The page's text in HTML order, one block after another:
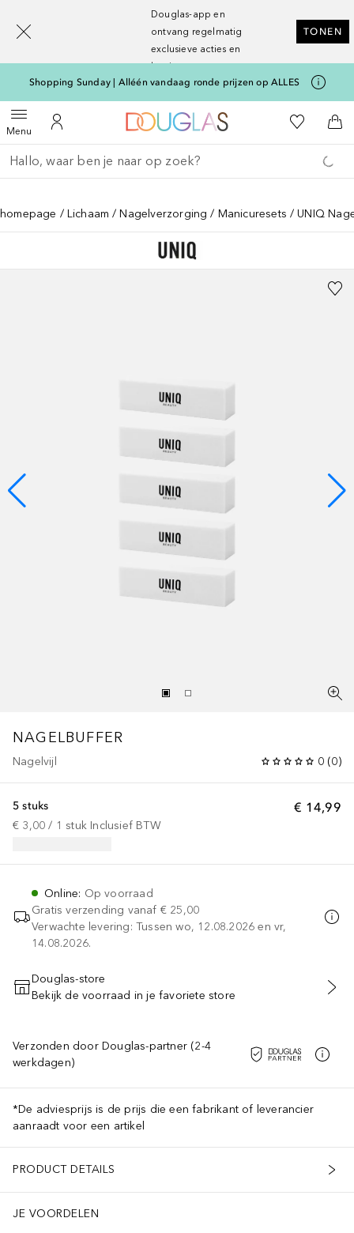
Douglas-app en
ontvang regelmatig
exclusieve acties en
kortingen
TONEN
Shopping Sunday | Alléén vandaag ronde prijzen op ALLES
MenuOpen menuNaar Mijn Account
Naar Douglas Home
Naar Mijn
Ga terug
Zoekopdracht uitvoeren
homepage Lichaam Nagelverzorging Manicuresets UNIQ
NAGELBUFFER
Nagelvijl 0 (0)
€ 14,99
5 stuks
€ 3,00 / 1 stuk Inclusief BTW
Online: Op voorraad
Gratis verzending vanaf € 25,00
Verwachte levering: Tussen wo, 12.08.2026 en vr,
14.08.2026.
VOEG TOE AAN WINKELMANDJE
Douglas-store
Bekijk de voorraad in je favoriete store
Verzonden door Douglas-partner (2-4
werkdagen)
*De adviesprijs is de prijs die een fabrikant of leverancier
aanraadt voor een artikel
PRODUCT DETAILS
JE VOORDELEN
[navigation.slideout.screenreader]